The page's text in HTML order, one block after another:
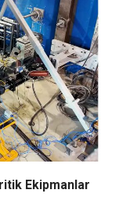
Ekipmanlar